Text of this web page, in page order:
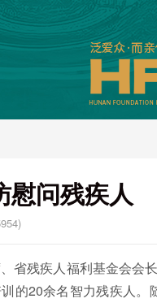
慰问残疾人
省残疾人福利基金会会
的20余名智力残疾人